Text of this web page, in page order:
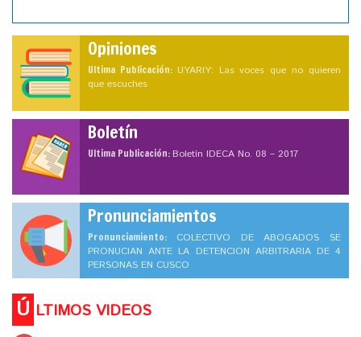
Opiniones
Ultima Publicación: UYARIY: Las voces que no quieren
que escuches
Boletín
Ultima Publicación:Boletín IDECA No. 08 – 2017
Pronunciamientos
Pronunciamiento: COLECTIVO DE ABOGADOS SE
PRONUCIAN ANTE LA DETENCION ARBITRARIA DE 4
PERSONAS EN CUSCO
Ú LTIMOS VIDEOS